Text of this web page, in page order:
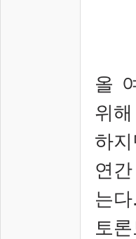
올
위
하
연
는다.
토